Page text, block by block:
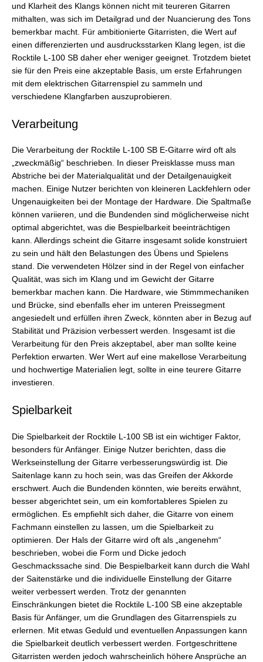
und Klarheit des Klangs können nicht mit teureren Gitarren
mithalten, was sich im Detailgrad und der Nuancierung des Tons
bemerkbar macht. Für ambitionierte Gitarristen, die Wert auf
einen differenzierten und ausdrucksstarken Klang legen, ist die
Rocktile L-100 SB daher eher weniger geeignet. Trotzdem bietet
sie für den Preis eine akzeptable Basis, um erste Erfahrungen
mit dem elektrischen Gitarrenspiel zu sammeln und
verschiedene Klangfarben auszuprobieren.
Verarbeitung
Die Verarbeitung der Rocktile L-100 SB E-Gitarre wird oft als
„zweckmäßig“ beschrieben. In dieser Preisklasse muss man
Abstriche bei der Materialqualität und der Detailgenauigkeit
machen. Einige Nutzer berichten von kleineren Lackfehlern oder
Ungenauigkeiten bei der Montage der Hardware. Die Spaltmaße
können variieren, und die Bundenden sind möglicherweise nicht
optimal abgerichtet, was die Bespielbarkeit beeinträchtigen
kann. Allerdings scheint die Gitarre insgesamt solide konstruiert
zu sein und hält den Belastungen des Übens und Spielens
stand. Die verwendeten Hölzer sind in der Regel von einfacher
Qualität, was sich im Klang und im Gewicht der Gitarre
bemerkbar machen kann. Die Hardware, wie Stimmmechaniken
und Brücke, sind ebenfalls eher im unteren Preissegment
angesiedelt und erfüllen ihren Zweck, könnten aber in Bezug auf
Stabilität und Präzision verbessert werden. Insgesamt ist die
Verarbeitung für den Preis akzeptabel, aber man sollte keine
Perfektion erwarten. Wer Wert auf eine makellose Verarbeitung
und hochwertige Materialien legt, sollte in eine teurere Gitarre
investieren.
Spielbarkeit
Die Spielbarkeit der Rocktile L-100 SB ist ein wichtiger Faktor,
besonders für Anfänger. Einige Nutzer berichten, dass die
Werkseinstellung der Gitarre verbesserungswürdig ist. Die
Saitenlage kann zu hoch sein, was das Greifen der Akkorde
erschwert. Auch die Bundenden könnten, wie bereits erwähnt,
besser abgerichtet sein, um ein komfortableres Spielen zu
ermöglichen. Es empfiehlt sich daher, die Gitarre von einem
Fachmann einstellen zu lassen, um die Spielbarkeit zu
optimieren. Der Hals der Gitarre wird oft als „angenehm“
beschrieben, wobei die Form und Dicke jedoch
Geschmackssache sind. Die Bespielbarkeit kann durch die Wahl
der Saitenstärke und die individuelle Einstellung der Gitarre
weiter verbessert werden. Trotz der genannten
Einschränkungen bietet die Rocktile L-100 SB eine akzeptable
Basis für Anfänger, um die Grundlagen des Gitarrenspiels zu
erlernen. Mit etwas Geduld und eventuellen Anpassungen kann
die Spielbarkeit deutlich verbessert werden. Fortgeschrittene
Gitarristen werden jedoch wahrscheinlich höhere Ansprüche an